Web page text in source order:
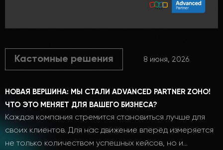
Кастомные решения 8 июня, 2026
НОВАЯ ВЕРШИНА: МЫ СТАЛИ ADVANCED PARTNER ZOHO!
ЧТО ЭТО МЕНЯЕТ ДЛЯ ВАШЕГО БИЗНЕСА?
Каждая компания стремится становиться лучше для
своих клиентов. Для нас движение вперёд измеряется
не только количеством успешных кейсов, но и…